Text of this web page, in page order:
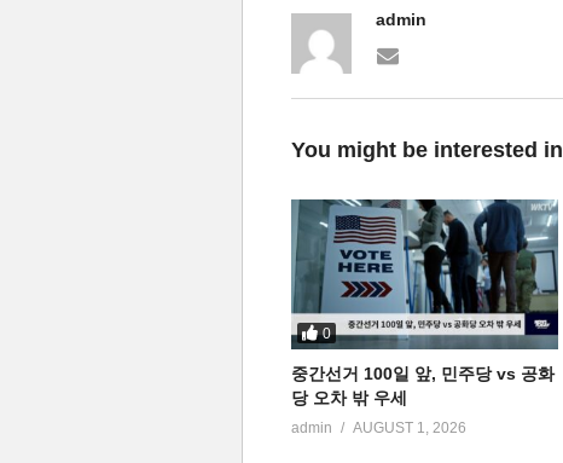
admin
You might be interested in
0
중간선거 100일 앞, 민주당 vs 공화
당 오차 밖 우세
admin AUGUST 1, 2026